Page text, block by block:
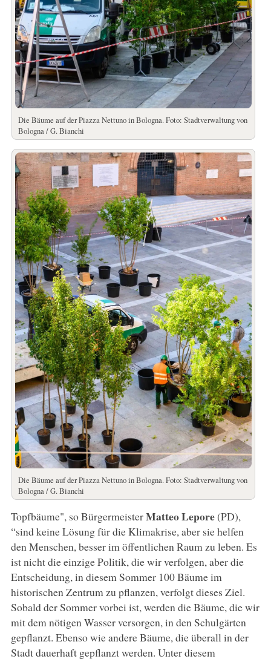
Die Bäume auf der Piazza Nettuno in Bologna. Foto: Stadtverwaltung von
Bologna / G. Bianchi
Die Bäume auf der Piazza Nettuno in Bologna. Foto: Stadtverwaltung von
Bologna / G. Bianchi
Topfbäume", so BürgermeisterMatteo Lepore(PD),
“sind keine Lösung für die Klimakrise, aber sie helfen
den Menschen, besser im öffentlichen Raum zu leben. Es
ist nicht die einzige Politik, die wir verfolgen, aber die
Entscheidung, in diesem Sommer 100 Bäume im
historischen Zentrum zu pflanzen, verfolgt dieses Ziel.
Sobald der Sommer vorbei ist, werden die Bäume, die wir
mit dem nötigen Wasser versorgen, in den Schulgärten
gepflanzt. Ebenso wie andere Bäume, die überall in der
Stadt dauerhaft gepflanzt werden. Unter diesem